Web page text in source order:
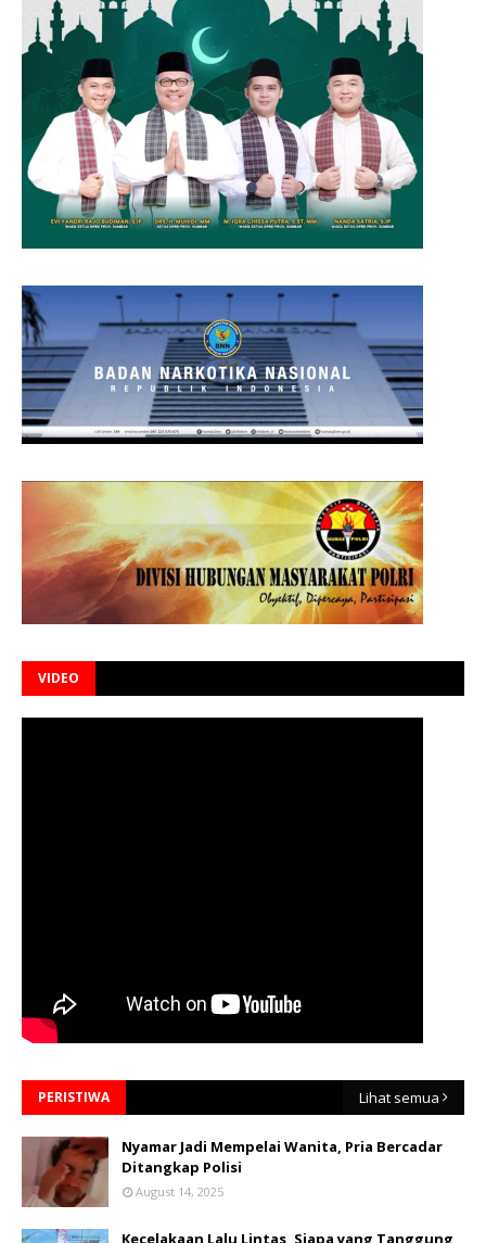
VIDEO
PERISTIWA Lihat semua
Nyamar Jadi Mempelai Wanita, Pria Bercadar
Ditangkap Polisi
August 14, 2025